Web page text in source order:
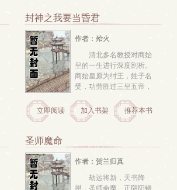
人，力拔山兮的力士，法
相显灵的菩萨
封神之我要当昏君
作者：殆火
清北多名教授对商始
皇的一生进行深度剖析。
商始皇原为纣王，姓子名
受，功劳胜过三皇五帝，
用“皇帝”称号的君主。商
始皇奠定中国两千余年政
不详，小说家曾脑补写出
一部封神演义，写始皇平
立即阅读 加入书架 推荐本书
圣师魔命
作者：贺兰归真
劫运将新，天书降
恩，圣师命魔。正阴阳错